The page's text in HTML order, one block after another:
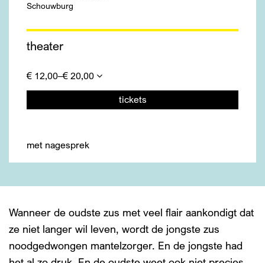
Schouwburg
theater
€ 12,00–€ 20,00
tickets
met nagesprek
Wanneer de oudste zus met veel flair aankondigt dat
ze niet langer wil leven, wordt de jongste zus
noodgedwongen mantelzorger. En de jongste had